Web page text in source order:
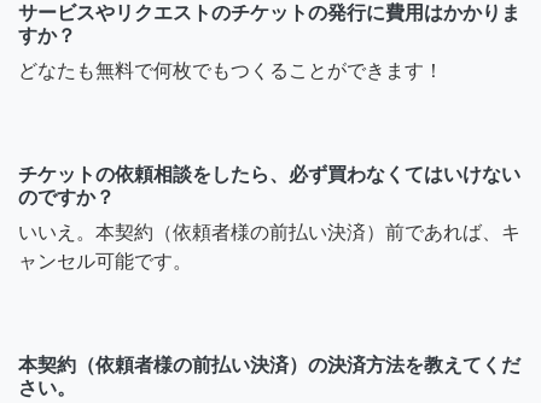
サービスやリクエストのチケットの発行に費用はかかりま
すか？
どなたも無料で何枚でもつくることができます！
チケットの依頼相談をしたら、必ず買わなくてはいけない
のですか？
いいえ。本契約（依頼者様の前払い決済）前であれば、キ
ャンセル可能です。
本契約（依頼者様の前払い決済）の決済方法を教えてくだ
さい。